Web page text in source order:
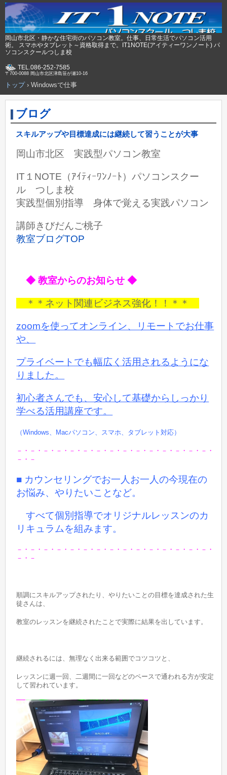
岡山市北区・静かな住宅街のパソコン教室。仕事、日常生活でパソコン活用
術。 スマホやタブレット～資格取得まで。IT1NOTE(アイティーワンノート) パ
ソコンスクールつしま校
TEL.086-252-7585
〒700-0088 岡山市北区津島笹が瀬10-16
トップ› Windowsで仕事
ブログ
スキルアップや目標達成には継続して習うことが大事
岡山市北区 実践型パソコン教室
IT１NOTE（ｱｲﾃｨｰﾜﾝﾉｰﾄ）パソコンスクー
ル つしま校
実践型個別指導 身体で覚える実践パソコン
講師きびだんご桃子
教室ブログTOP
◆ 教室からのお知らせ ◆
＊＊ネット関連ビジネス強化！！＊＊
zoomを使ってオンライン、リモートでお仕事
や、
プライベートでも幅広く活用されるようにな
りました。
初心者さんでも、安心して基礎からしっかり
学べる活用講座です。
（Windows、Macパソコン、スマホ、タブレット対応）
－・－・－・－・－・－・－・－・－・－・－・－・－・－・－・
－・－
■ カウンセリングでお一人お一人の今現在の
お悩み、やりたいことなど。
すべて個別指導でオリジナルレッスンのカ
リキュラムを組みます。
－・－・－・－・－・－・－・－・－・－・－・－・－・－・－・
－・－
順調にスキルアップされたり、やりたいことの目標を達成された生
徒さんは、
教室のレッスンを継続されたことで実際に結果を出しています。
継続されるには、無理なく出来る範囲でコツコツと、
レッスンに週一回、二週間に一回などのペースで通われる方が安定
して習われています。